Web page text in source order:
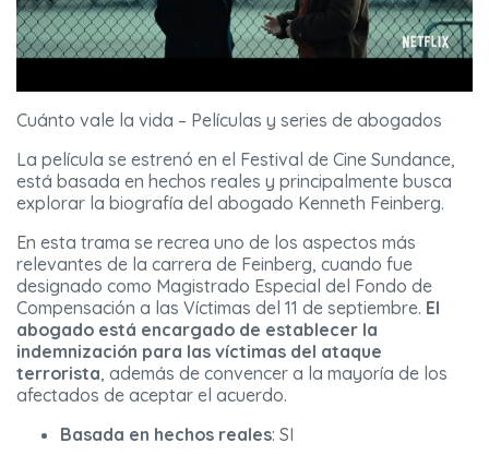
Cuánto vale la vida – Películas y series de abogados
La película se estrenó en el Festival de Cine Sundance,
está basada en hechos reales y principalmente busca
explorar la biografía del abogado Kenneth Feinberg.
En esta trama se recrea uno de los aspectos más
relevantes de la carrera de Feinberg, cuando fue
designado como Magistrado Especial del Fondo de
Compensación a las Víctimas del 11 de septiembre. El
abogado está encargado de establecer la
indemnización para las víctimas del ataque
terrorista, además de convencer a la mayoría de los
afectados de aceptar el acuerdo.
Basada en hechos reales: SI